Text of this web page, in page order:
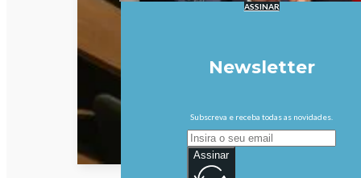
ASSINAR
Newsletter
Subscreva e receba todas as novidades.
Assinar